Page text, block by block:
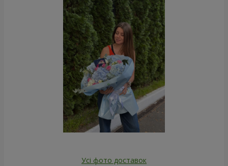
Усі фото доставок